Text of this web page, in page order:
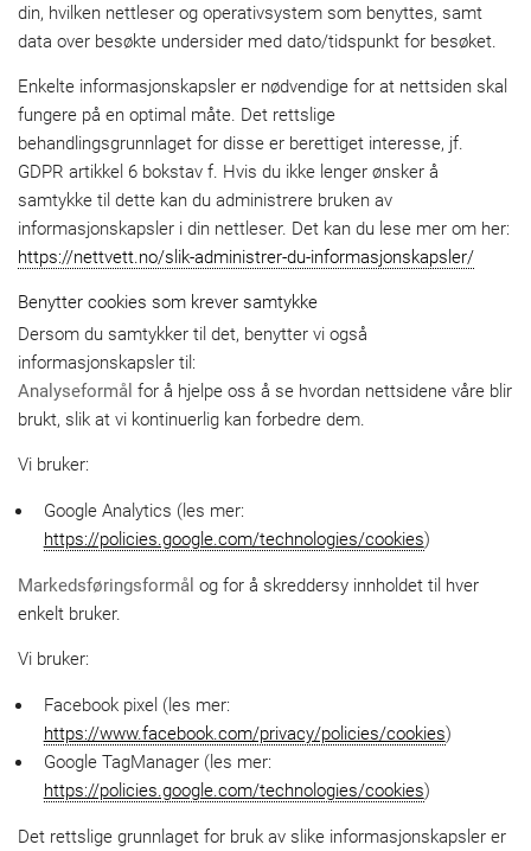
din, hvilken nettleser og operativsystem som benyttes, samt
data over besøkte undersider med dato/tidspunkt for besøket.
Enkelte informasjonskapsler er nødvendige for at nettsiden skal
fungere på en optimal måte. Det rettslige
behandlingsgrunnlaget for disse er berettiget interesse, jf.
GDPR artikkel 6 bokstav f. Hvis du ikke lenger ønsker å
samtykke til dette kan du administrere bruken av
informasjonskapsler i din nettleser. Det kan du lese mer om her:
https://nettvett.no/slik-administrer-du-informasjonskapsler/
Benytter cookies som krever samtykke
Dersom du samtykker til det, benytter vi også
informasjonskapsler til:
Analyseformål for å hjelpe oss å se hvordan nettsidene våre blir
brukt, slik at vi kontinuerlig kan forbedre dem.
Vi bruker:
Google Analytics (les mer:
https://policies.google.com/technologies/cookies)
Markedsføringsformål og for å skreddersy innholdet til hver
enkelt bruker.
Vi bruker:
Facebook pixel (les mer:
https://www.facebook.com/privacy/policies/cookies)
Google TagManager (les mer:
https://policies.google.com/technologies/cookies)
Det rettslige grunnlaget for bruk av slike informasjonskapsler er